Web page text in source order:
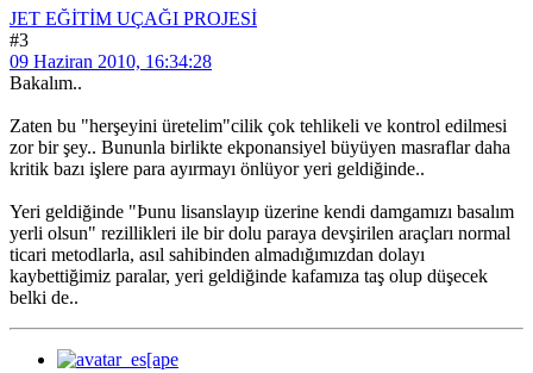
JET EĞİTİM UÇAĞI PROJESİ
#3
09 Haziran 2010, 16:34:28
Bakalım..
Zaten bu "herşeyini üretelim"cilik çok tehlikeli ve kontrol edilmesi
zor bir şey.. Bununla birlikte ekponansiyel büyüyen masraflar daha
kritik bazı işlere para ayırmayı önlüyor yeri geldiğinde..
Yeri geldiğinde "Þunu lisanslayıp üzerine kendi damgamızı basalım
yerli olsun" rezillikleri ile bir dolu paraya devşirilen araçları normal
ticari metodlarla, asıl sahibinden almadığımızdan dolayı
kaybettiğimiz paralar, yeri geldiğinde kafamıza taş olup düşecek
belki de..